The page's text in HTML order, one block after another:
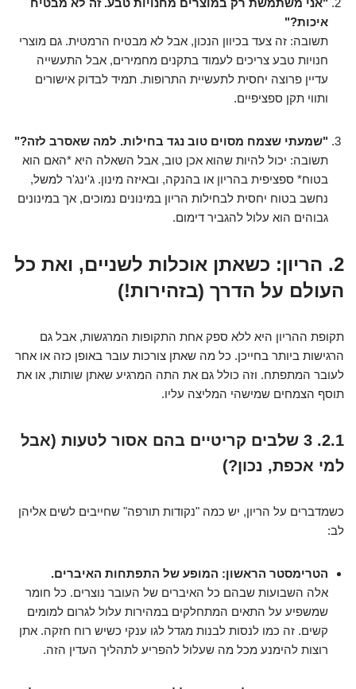
"אני משתמשת רק במוצרים מחנויות טבע. זה לא מבטיח
איכות?"
תשובה: זה צעד בכיוון הנכון, אבל לא מבטיח הרמטית. גם מוצרי
חנויות טבע צריכים לעמוד בתקנים מחמירים, אבל התעשייה
עדיין פרוצה יחסית לתעשיית התרופות. תמיד לבדוק אישורים
ותווי תקן ספציפיים.
"שמעתי שצמח מסוים טוב נגד בחילות. למה שאסרב לזה?"
תשובה: יכול להיות שהוא אכן טוב, אבל השאלה היא *האם הוא
בטוח* ספציפית בהריון או בהנקה, ובאיזה מינון. ג'ינג'ר למשל,
נחשב בטוח יחסית לבחילות הריון במינונים נמוכים, אך במינונים
גבוהים הוא עלול להגביר דימום.
2. הריון: כשאתן אוכלות לשניים, ואת כל
העולם על הדרך (בזהירות!)
תקופת ההריון היא ללא ספק אחת התקופות המרגשות, אבל גם
הרגישות ביותר בחייכן. כל מה שאתן צורכות עובר באופן כזה או אחר
לעובר המתפתח. וזה כולל גם את התה המרגיע שאתן שותות, או את
תוסף הצמחים שמישהי המליצה עליו.
2.1. 3 שלבים קריטיים בהם אסור לטעות (אבל
למי אכפת, נכון?)
כשמדברים על הריון, יש כמה "נקודות תורפה" שחייבים לשים אליהן
לב:
הטרימסטר הראשון: המופע של התפתחות האיברים.
אלה השבועות שבהם כל האיברים של העובר נוצרים. כל חומר
שמשפיע על התאים המתחלקים במהירות עלול לגרום למומים
קשים. זה כמו לנסות לבנות מגדל לגו ענקי כשיש רוח חזקה. אתן
רוצות להימנע מכל מה שעלול להפריע לתהליך העדין הזה.